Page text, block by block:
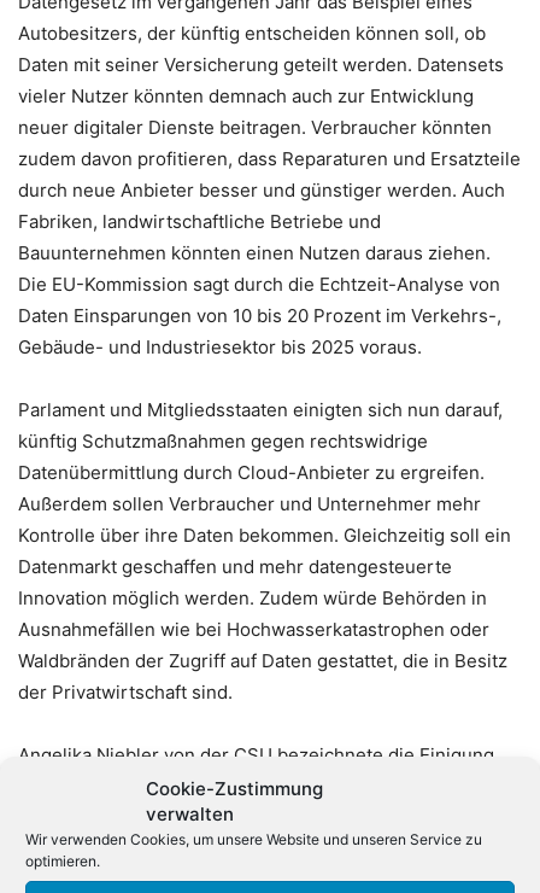
Cookie-Zustimmung
verwalten
Wir verwenden Cookies, um unsere Website und unseren Service zu
optimieren.
Autobesitzers, der künftig entscheiden können soll, ob
Daten mit seiner Versicherung geteilt werden. Datensets
vieler Nutzer könnten demnach auch zur Entwicklung
neuer digitaler Dienste beitragen. Verbraucher könnten
zudem davon profitieren, dass Reparaturen und Ersatzteile
durch neue Anbieter besser und günstiger werden. Auch
Fabriken, landwirtschaftliche Betriebe und
Bauunternehmen könnten einen Nutzen daraus ziehen.
Die EU-Kommission sagt durch die Echtzeit-Analyse von
Daten Einsparungen von 10 bis 20 Prozent im Verkehrs-,
Gebäude- und Industriesektor bis 2025 voraus.
Parlament und Mitgliedsstaaten einigten sich nun darauf,
künftig Schutzmaßnahmen gegen rechtswidrige
Datenübermittlung durch Cloud-Anbieter zu ergreifen.
Außerdem sollen Verbraucher und Unternehmer mehr
Kontrolle über ihre Daten bekommen. Gleichzeitig soll ein
Datenmarkt geschaffen und mehr datengesteuerte
Innovation möglich werden. Zudem würde Behörden in
Ausnahmefällen wie bei Hochwasserkatastrophen oder
Waldbränden der Zugriff auf Daten gestattet, die in Besitz
der Privatwirtschaft sind.
Angelika Niebler von der CSU bezeichnete die Einigung
als «Meilenstein der europäischen Digitalgesetzgebung».
Dadurch werde es leichter, nicht-personenbezogene
Daten zu teilen. Dies wiederum schaffe mehr Wettbewerb,
da sich rund um Daten neue Geschäftsfelder entwickeln